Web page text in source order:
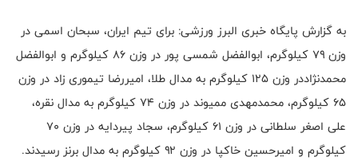
به گزارش پایگاه خبری البرز ورزشی: برای تیم ایران، سبحان اسمی در
وزن ۷۹ کیلوگرم، ابوالفضل شمسی پور در وزن ۸۶ کیلوگرم و ابوالفضل
محمدنژاددر وزن ۱۲۵ کیلوگرم به مدال طلا، امیررضا تیموری زاد در وزن
۶۵ کیلوگرم، محمدمهدی ممیوند در وزن ۷۴ کیلوگرم به مدال نقره،
علی اصغر سلطانی در وزن ۶۱ کیلوگرم، سجاد پیردایه در وزن ۷۰
کیلوگرم و امیرحسین خاکپا در وزن ۹۲ کیلوگرم به مدال برنز رسیدند.